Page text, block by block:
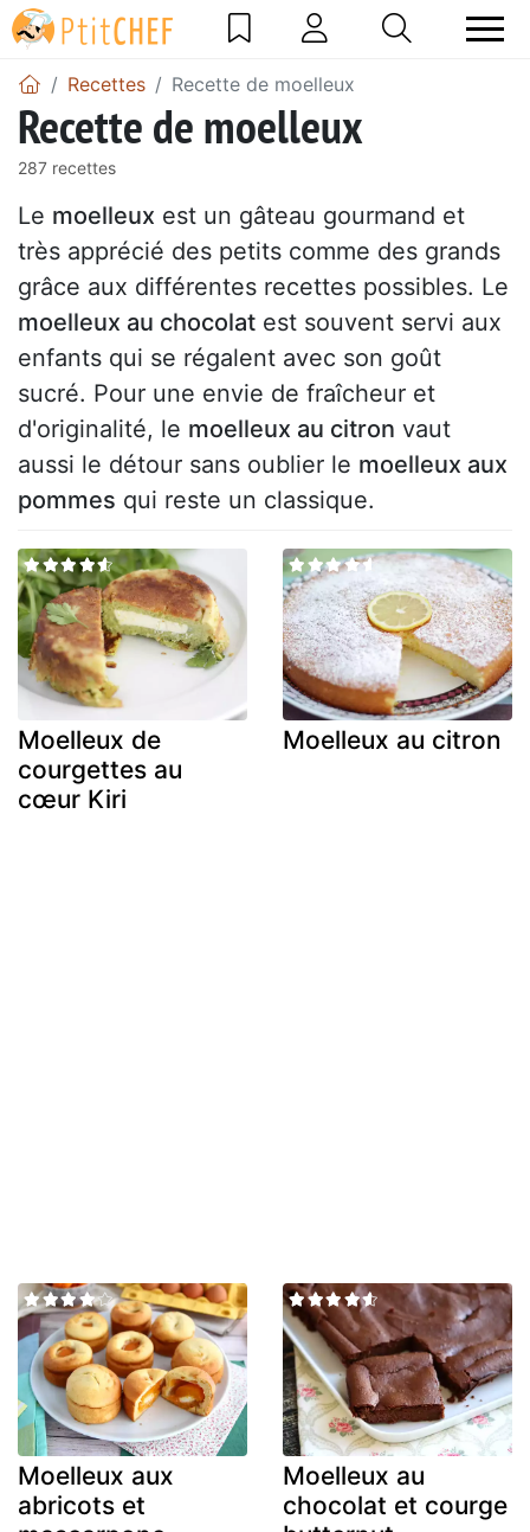
Recettes Recette de moelleux
Recette de moelleux
287 recettes
Le moelleux est un gâteau gourmand et
très apprécié des petits comme des grands
grâce aux différentes recettes possibles. Le
moelleux au chocolat est souvent servi aux
enfants qui se régalent avec son goût
sucré. Pour une envie de fraîcheur et
d'originalité, le moelleux au citron vaut
aussi le détour sans oublier le moelleux aux
pommes qui reste un classique.
Moelleux de
courgettes au
cœur Kiri
Moelleux au citron
Moelleux aux
abricots et
Moelleux au
chocolat et courge